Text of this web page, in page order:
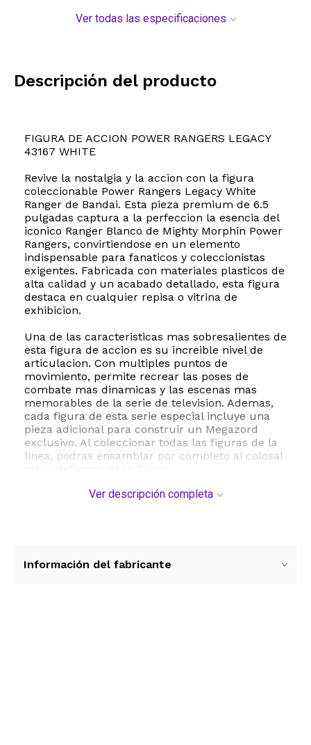
Ver todas las especificaciones
Descripción del producto
FIGURA DE ACCION POWER RANGERS LEGACY
43167 WHITE
Revive la nostalgia y la accion con la figura
coleccionable Power Rangers Legacy White
Ranger de Bandai. Esta pieza premium de 6.5
pulgadas captura a la perfeccion la esencia del
iconico Ranger Blanco de Mighty Morphin Power
Rangers, convirtiendose en un elemento
indispensable para fanaticos y coleccionistas
exigentes. Fabricada con materiales plasticos de
alta calidad y un acabado detallado, esta figura
destaca en cualquier repisa o vitrina de
exhibicion.
Una de las caracteristicas mas sobresalientes de
esta figura de accion es su increible nivel de
articulacion. Con multiples puntos de
movimiento, permite recrear las poses de
combate mas dinamicas y las escenas mas
memorables de la serie de television. Ademas,
cada figura de esta serie especial incluye una
pieza adicional para construir un Megazord
exclusivo. Al coleccionar todas las figuras de la
linea, podras ensamblar por completo al colosal
El producto viene presentado en un empaque
aproximadas de 12.7 cm de largo, 5.5 cm de
Ver descripción completa
Información del fabricante